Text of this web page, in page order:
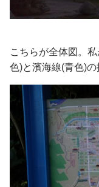
こちらが全体図。
色)と濱海線(青色)の